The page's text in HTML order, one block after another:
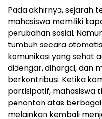
Pada akhirnya, sejarah
mahasiswa memiliki
perubahan sosial.
tumbuh secara
komunikasi yang sehat
didengar, dihargai, dan
berkontribusi. Ketika
partisipatif, mahasiswa
penonton atas
melainkan kembali